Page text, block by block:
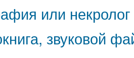
или некролог
звуковой